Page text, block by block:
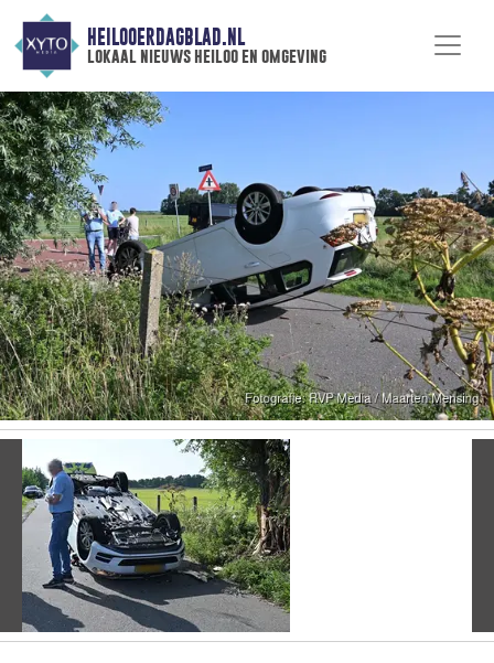
HEILOOERDAGBLAD.NL
lokaal nieuws heiloo en omgeving
Vorige